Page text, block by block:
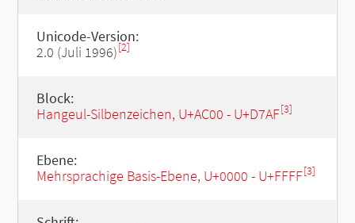
Unicode-Version:
2.0 (Juli 1996)[2]
Block:
Hangeul-Silbenzeichen, U+AC00 - U+D7AF[3]
Ebene:
Mehrsprachige Basis-Ebene, U+0000 - U+FFFF[3]